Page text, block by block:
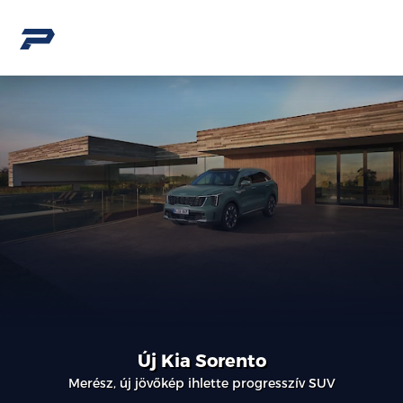
Új Kia Sorento
Merész, új jövőkép ihlette progresszív SUV